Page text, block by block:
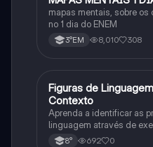
mapas mentais, sobre
no 1 dia do ENEM
3°EM 8,010 308
FPortuguês
Figuras de
Contexto
Aprenda a identificar as
linguagem através de
8° 692 0